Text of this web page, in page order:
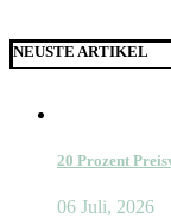
NEUSTE ARTIKEL
20 Prozent
06 Juli, 2026